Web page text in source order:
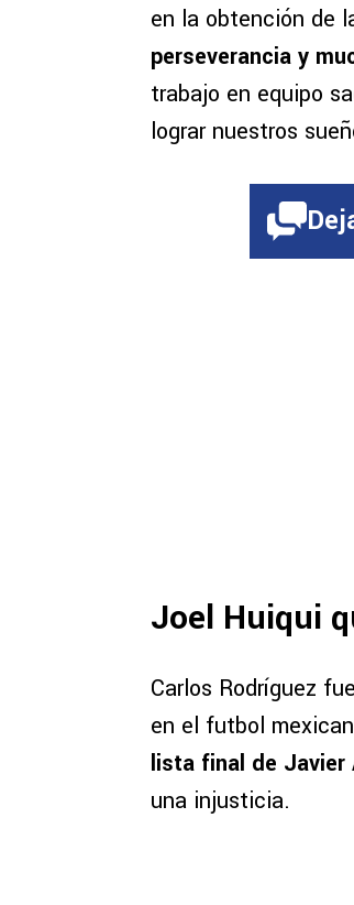
en la obtención de
perseverancia y
trabajo en equipo
lograr nuestros
Joel Huiqui
Carlos Rodríguez
en el futbol
lista final de Javier
una injusticia.